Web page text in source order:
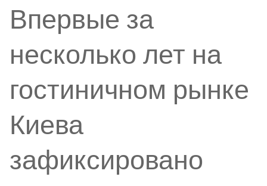
Впервые за
несколько лет на
гостиничном рынке
Киева
зафиксировано